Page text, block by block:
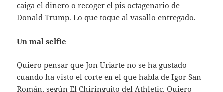
caiga el dinero o recoger el pis octagenario de
Donald Trump. Lo que toque al vasallo entregado.
Un mal selfie
Quiero pensar que Jon Uriarte no se ha gustado
cuando ha visto el corte en el que habla de Igor San
Román, según El Chiringuito del Athletic. Quiero